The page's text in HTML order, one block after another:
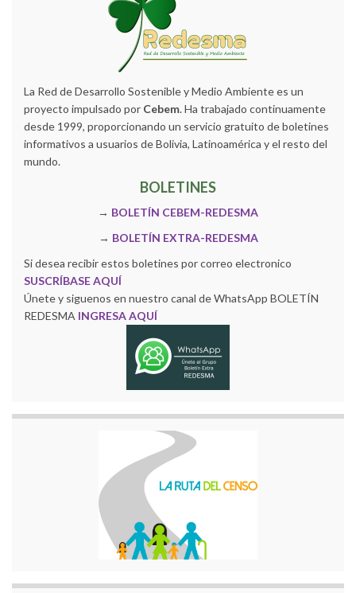
La Red de Desarrollo Sostenible y Medio Ambiente es un
proyecto impulsado por Cebem. Ha trabajado continuamente
desde 1999, proporcionando un servicio gratuito de boletines
informativos a usuarios de Bolivia, Latinoamérica y el resto del
mundo.
BOLETINES
→ BOLETÍN CEBEM-REDESMA
→ BOLETÍN EXTRA-REDESMA
Si desea recibir estos boletines por correo electronico
SUSCRÍBASE AQUÍ
Únete y siguenos en nuestro canal de WhatsApp BOLETÍN
REDESMA INGRESA AQUÍ